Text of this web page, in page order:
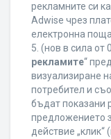
рекламните си
Adwise чрез
електронна поща.
5. (нов в сила от
рекламите“
визуализиране
потребител и
бъдат показани
предложението
действие „клик“